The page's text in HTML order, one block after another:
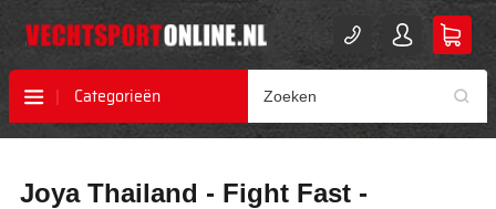
Categorieën
naar
naar
Joya Thailand - Fight Fast -